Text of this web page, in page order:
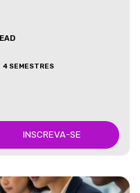
EAD
4 SEMESTRES
INSCREVA-SE